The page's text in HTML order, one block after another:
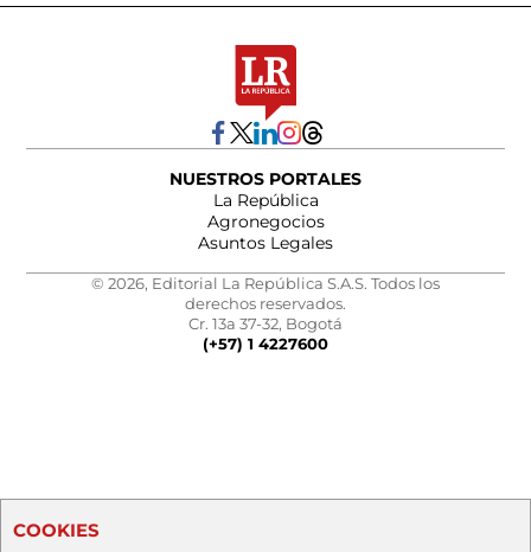
NUESTROS PORTALES
La República
Agronegocios
Asuntos Legales
© 2026, Editorial La República S.A.S. Todos los
derechos reservados.
Cr. 13a 37-32, Bogotá
(+57) 1 4227600
COOKIES